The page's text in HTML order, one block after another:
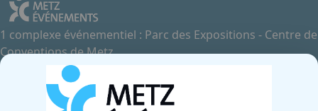
1 complexe événementiel : Parc des Expositions - Centre de
Conventions de Metz
Contactez-nous
+33 3 87 55 66 00